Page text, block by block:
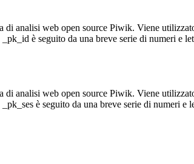
di analisi web open source Piwik. Viene
è seguito da una breve serie di numeri e
di analisi web open source Piwik. Viene
è seguito da una breve serie di numeri